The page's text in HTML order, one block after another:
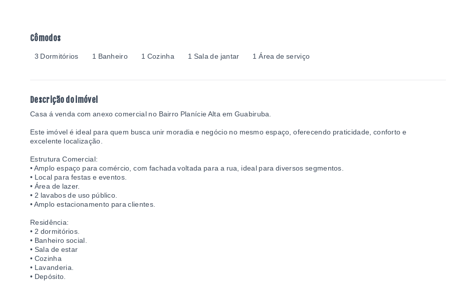
Cômodos
3 Dormitórios 1 Banheiro 1 Cozinha 1 Sala de jantar 1 Área de serviço
Descrição do imóvel
Casa á venda com anexo comercial no Bairro Planície Alta em Guabiruba.
Este imóvel é ideal para quem busca unir moradia e negócio no mesmo espaço, oferecendo praticidade, conforto e
excelente localização.
Estrutura Comercial:
• Amplo espaço para comércio, com fachada voltada para a rua, ideal para diversos segmentos.
• Local para festas e eventos.
• Área de lazer.
• 2 lavabos de uso público.
• Amplo estacionamento para clientes.
Residência:
• 2 dormitórios.
• Banheiro social.
• Sala de estar
• Cozinha
• Lavanderia.
• Depósito.